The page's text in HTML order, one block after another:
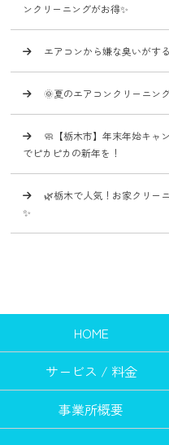
ンクリーニングがお得✨
エアコンから嫌な臭いがす
🌞夏のエアコンクリーニン
🧼【栃木市】年末年始キャ
でピカピカの新年を！
🌿栃木で人気！お家クリー
✨
HOME
サービス / 料金
事業所概要